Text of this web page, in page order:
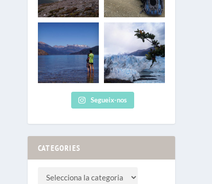
Segueix-nos
CATEGORIES